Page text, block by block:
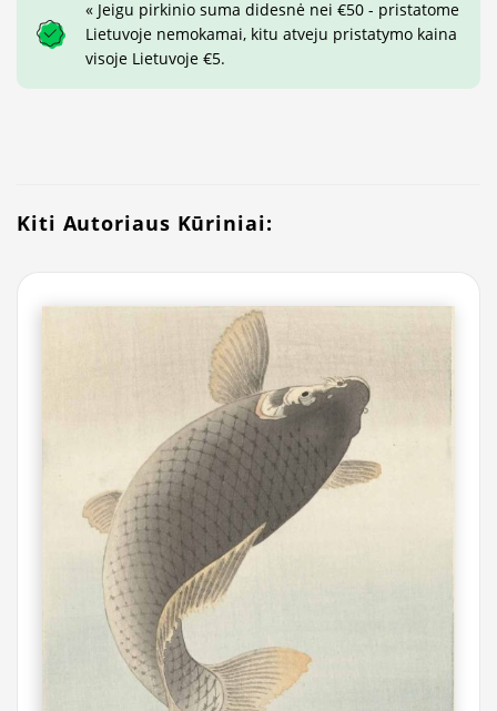
« Jeigu pirkinio suma didesnė nei €50 - pristatome
Lietuvoje nemokamai, kitu atveju pristatymo kaina
visoje Lietuvoje €5.
Kiti Autoriaus Kūriniai: